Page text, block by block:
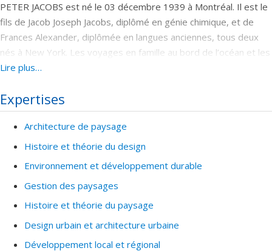
PETER JACOBS est né le 03 décembre 1939 à Montréal. Il est le
fils de Jacob Joseph Jacobs, diplômé en génie chimique, et de
Frances Alexander, diplômée en langues anciennes, tous deux
nés à New York. Les voyages en famille au bord de l’océan et les
étés passés dans la forêt boréale ont développé son intérêt
convivialité de Montréal l’ont sensibilisé aux charmes de l’urbain.
Sa conjointe, Ellen Vineberg Jacobs, est Professeure Éméritat
Distinguée de Concordia University à Montréal.
Jacobs est professeur à l'École d'architecture de paysage de la
Faculté de l'aménagement de l'Université de Montréal. Il a agi
comme professeur invité au Graduate School of Design, Harvard
Nord, l'Europe et l'Amérique latine. Il a reçu le prix A.H.
Tammsaare pour l'environnement, le "Prix du président" de la
Société canadienne des architectes paysagistes, le prix
Lire plus…
Expertises
Architecture de paysage
Histoire et théorie du design
Environnement et développement durable
Gestion des paysages
Histoire et théorie du paysage
Design urbain et architecture urbaine
Développement local et régional